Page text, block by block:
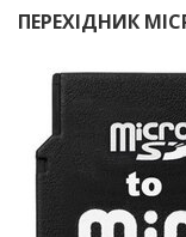
ПЕРЕХІДНИК